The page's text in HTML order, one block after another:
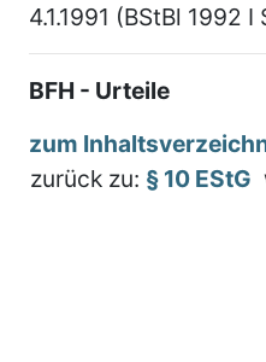
4.1.1991 (BStBl 1992 I
BFH - Urteile
zum
zurück zu: § 10 EStG